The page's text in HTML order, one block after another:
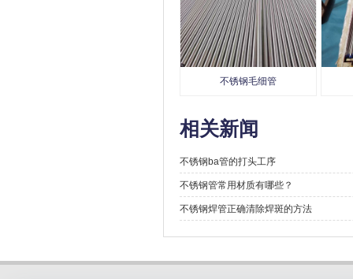
不锈钢毛细管
相关新闻
不锈钢ba管的打头工序
不锈钢管常用材质有哪些？
不锈钢焊管正确清除焊斑的方法